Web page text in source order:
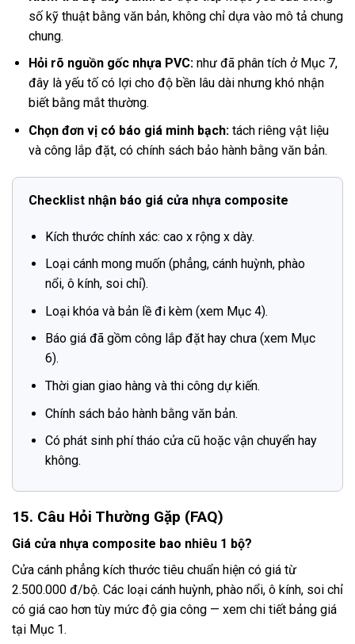
số kỹ thuật bằng văn bản, không chỉ dựa vào mô tả chung
chung.
Hỏi rõ nguồn gốc nhựa PVC:như đã phân tích ở Mục 7,
đây là yếu tố có lợi cho độ bền lâu dài nhưng khó nhận
biết bằng mắt thường.
Chọn đơn vị có báo giá minh bạch:tách riêng vật liệu
và công lắp đặt, có chính sách bảo hành bằng văn bản.
Checklist nhận báo giá cửa nhựa composite
Kích thước chính xác: cao x rộng x dày.
Loại cánh mong muốn (phẳng, cánh huỳnh, phào
nổi, ô kính, soi chỉ).
Loại khóa và bản lề đi kèm (xem Mục 4).
Báo giá đã gồm công lắp đặt hay chưa (xem Mục
6).
Thời gian giao hàng và thi công dự kiến.
Chính sách bảo hành bằng văn bản.
Có phát sinh phí tháo cửa cũ hoặc vận chuyển hay
không.
15. Câu Hỏi Thường Gặp (FAQ)
Giá cửa nhựa composite bao nhiêu 1 bộ?
Cửa cánh phẳng kích thước tiêu chuẩn hiện có giá từ
2.500.000 đ/bộ. Các loại cánh huỳnh, phào nổi, ô kính, soi chỉ
có giá cao hơn tùy mức độ gia công — xem chi tiết bảng giá
tại Mục 1.